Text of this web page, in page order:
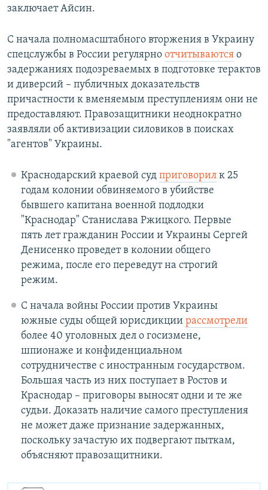
заключает Айсин.
С начала полномасштабного вторжения в Украину
спецслужбы в России регулярно отчитываются о
задержаниях подозреваемых в подготовке терактов
и диверсий – публичных доказательств
причастности к вменяемым преступлениям они не
предоставляют. Правозащитники неоднократно
заявляли об активизации силовиков в поисках
"агентов" Украины.
Краснодарский краевой суд приговорилк 25
годам колонии обвиняемого в убийстве
бывшего капитана военной подлодки
"Краснодар" Станислава Ржицкого. Первые
пять лет гражданин России и Украины Сергей
Денисенко проведет в колонии общего
режима, после его переведут на строгий
режим.
С начала войны России против Украины
южные суды общей юрисдикции рассмотрели
более 40 уголовных дел о госизмене,
шпионаже и конфиденциальном
сотрудничестве с иностранным государством.
Большая часть из них поступает в Ростов и
Краснодар – приговоры выносят одни и те же
судьи. Доказать наличие самого преступления
не может даже признание задержанных,
поскольку зачастую их подвергают пыткам,
объясняют правозащитники.